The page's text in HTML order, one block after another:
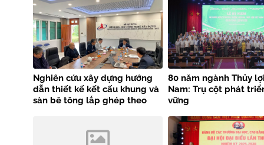
Nghiên cứu xây dựng hướng
dẫn thiết kế kết cấu khung và
sàn bê tông lắp ghép theo
80 năm ngành Thủy
Nam: Trụ cột phát
vững